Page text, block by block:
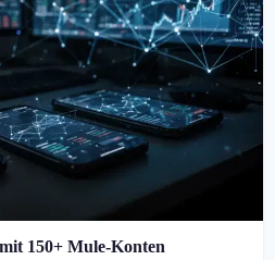
150+ Mule-Konten